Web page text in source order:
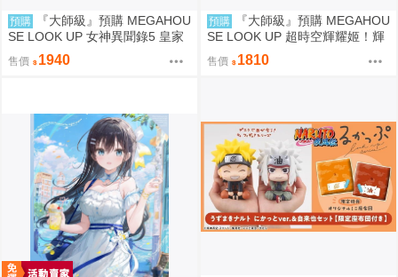
預購
『大師級』預購 MEGAHOU
SE LOOK UP 女神異聞錄5 皇家
版 主人公＆摩爾加納 套組 附特
典
售價 1940
預購
『大師級』預購 MEGAHOU
SE LOOK UP 超時空輝耀姬！輝
耀&酒寄彩葉 套組 附特典
售價 1810